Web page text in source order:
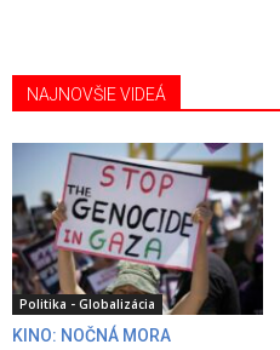
NAJNOVŠIE VIDEÁ
Politika - Globalizácia
KINO: NOČNÁ MORA